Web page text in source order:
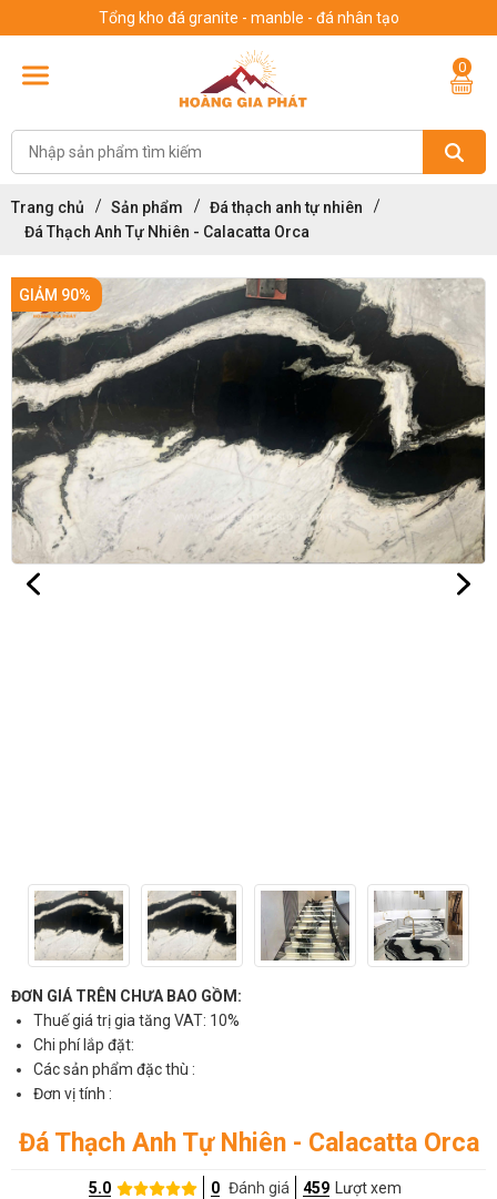
Tổng kho đá granite - manble - đá nhân tạo
0
Trang chủ Sản phẩm
Đá thạch anh tự nhiên
Đá Thạch Anh Tự Nhiên - Calacatta Orca
GIẢM 90%
ĐƠN GIÁ TRÊN CHƯA BAO GỒM:
Thuế giá trị gia tăng VAT: 10%
Chi phí lắp đặt:
Các sản phẩm đặc thù :
Đơn vị tính :
Đá Thạch Anh Tự Nhiên - Calacatta Orca
5.0 0 Đánh giá 459 Lượt xem